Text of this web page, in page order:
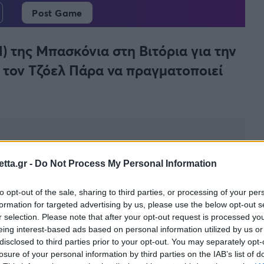
- Do Not Process My Personal Information
opt-out of the sale, sharing to third parties, or processing of your
for targeted advertising by us, please use the below opt-out
selection. Please note that after your opt-out request is processed
interest-based ads based on personal information utilized by us
to third parties prior to your opt-out. You may separately
of your personal information by third parties on the IAB’s list of
Post Game
Μπασκόνια στη Βιτόρια για την
Τζόελ Πάρα να πραγματοποιεί
επικρατώντας (97-91) τηςΜπασκόνιαγια
Πάρανα αποτελεί τον παράγοντα του
16 πόντους που πέτυχε και τα 6 ριμπάουντ που